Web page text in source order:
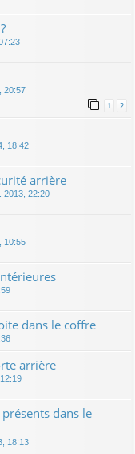
20:57
1 2
18:42
arrière
2013, 22:20
10:55
dans le coffre
arrière
dans le
18:13